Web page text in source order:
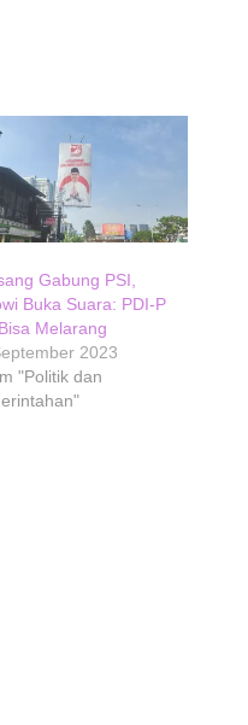
Gabung PSI,
Buka Suara: PDI-P
Melarang
2023
"Politik dan